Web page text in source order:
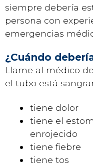
siempre debería
persona con
emergencias
¿Cuándo
Llame al médico
el tubo está
tiene dolor
tiene el
enrojecido
tiene fiebre
tiene tos